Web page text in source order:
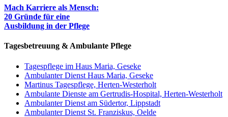
Mach Karriere als Mensch:
20 Gründe für eine
Ausbildung in der Pflege
Tagesbetreuung & Ambulante Pflege
Tagespflege im Haus Maria, Geseke
Ambulanter Dienst Haus Maria, Geseke
Martinus Tagespflege, Herten-Westerholt
Ambulante Dienste am Gertrudis-Hospital, Herten-Westerholt
Ambulanter Dienst am Südertor, Lippstadt
Ambulanter Dienst St. Franziskus, Oelde